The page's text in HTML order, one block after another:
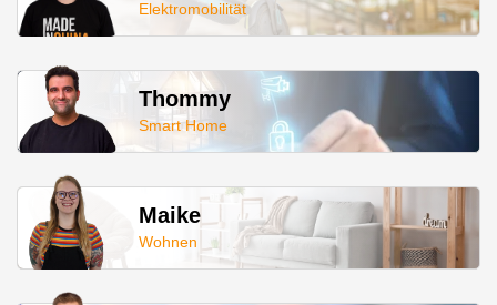
Elektromobilität
Thommy
Smart Home
Maike
Wohnen